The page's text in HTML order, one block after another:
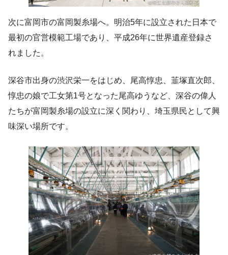
次に富岡市の富岡製糸場へ。明治5年に設立された日本で
最初の官営模範工場であり、平成26年に世界遺産登録さ
れました。
深谷市出身の渋沢栄一をはじめ、尾高惇忠、韮塚直次郎、
惇忠の娘で工女第1号となった尾高ゆうなど、深谷の偉人
たちが富岡製糸場の設立に深く関わり、埼玉県民として興
味深い場所です。